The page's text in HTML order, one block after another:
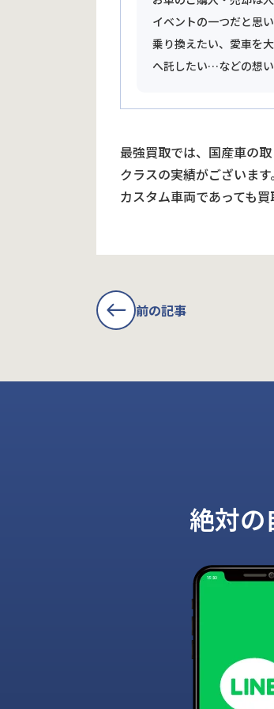
イベントの一つだと思
乗り換えたい、愛車を
へ託したい…などの想
最強買取では、国産車の
クラスの実績がございます。
カスタム車両であっても
前の記事
絶対の